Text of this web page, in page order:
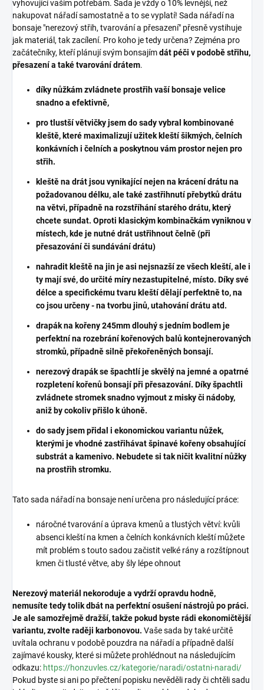
vyhovující vašim potřebám. Sada je vždy o 10% levnější, než
nakupovat nářadí samostatně a to se vyplatí! Sada nářadí na
bonsaje "nerezový střih, tvarování a přesazení" přesně vystihuje
jak materiál, tak zacílení. Pro koho je tedy určena? Zejména pro
začátečníky, kteří plánují svým bonsajímdát péči v podobě střihu,
přesazení a také tvarování drátem.
díky nůžkám zvládnete prostřih vaší bonsaje velice
snadno a efektivně,
pro tlustší větvičky jsem do sady vybral kombinované
kleště, které maximalizují užitek kleští šikmých, čelních
konkávních i čelních a poskytnou vám prostor nejen pro
střih.
kleště na drát jsou vynikající nejen na krácení drátu na
požadovanou délku, ale také zastřihnutí přebytků drátu
na větvi, případně na rozstříhání starého drátu, který
chcete sundat. Oproti klasickým kombinačkám vyniknou v
místech, kde je nutné drát ustřihnout čelně (při
přesazování či sundávání drátu)
nahradit kleště na jin je asi nejsnazší ze všech kleští, ale i
ty mají své, do určité míry nezastupitelné, místo. Díky své
délce a specifickému tvaru kleští dělají perfektně to, na
co jsou určeny - na tvorbu jinů, utahování drátu atd.
drapák na kořeny 245mm dlouhý s jedním bodlem je
perfektní na rozebrání kořenových balů kontejnerovaných
stromků, případně silně překořeněných bonsají.
nerezový drapák se špachtlí je skvělý na jemné a opatrné
rozpletení kořenů bonsají při přesazování. Díky špachtli
zvládnete stromek snadno vyjmout z misky či nádoby,
aniž by cokoliv přišlo k úhoně.
do sady jsem přidal i ekonomickou variantu nůžek,
kterými je vhodné zastřihávat špinavé kořeny obsahující
substrát a kamenivo. Nebudete si tak ničit kvalitní nůžky
na prostřih stromku.
Tato sada nářadí na bonsaje není určena pro následující práce:
náročné tvarování a úprava kmenů a tlustých větví: kvůli
absenci kleští na kmen a čelních konkávních kleští můžete
mít problém s touto sadou začistit velké rány a rozštípnout
kmen či tlusté větve, aby šly lépe ohnout
Nerezový materiál nekoroduje a vydrží opravdu hodně,
nemusíte tedy tolik dbát na perfektní osušení nástrojů po práci.
Je ale samozřejmě dražší, takže pokud byste rádi ekonomičtější
variantu, zvolte raději karbonovou. Vaše sada by také určitě
uvítala ochranu v podobě pouzdra na nářadí a případně další
zajímavé kousky, které si můžete prohlédnout na následujícím
odkazu: https://honzuvles.cz/kategorie/naradi/ostatni-naradi/
Pokud byste si ani po přečtení popisku nevěděli rady či chtěli sadu